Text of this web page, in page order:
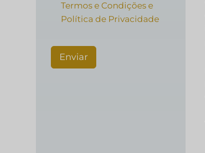
Termos e Condições e
Política de Privacidade
Enviar